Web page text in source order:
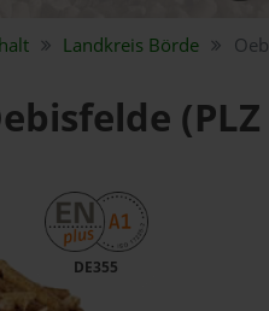
Landkreis Börde
(PLZ
DE355